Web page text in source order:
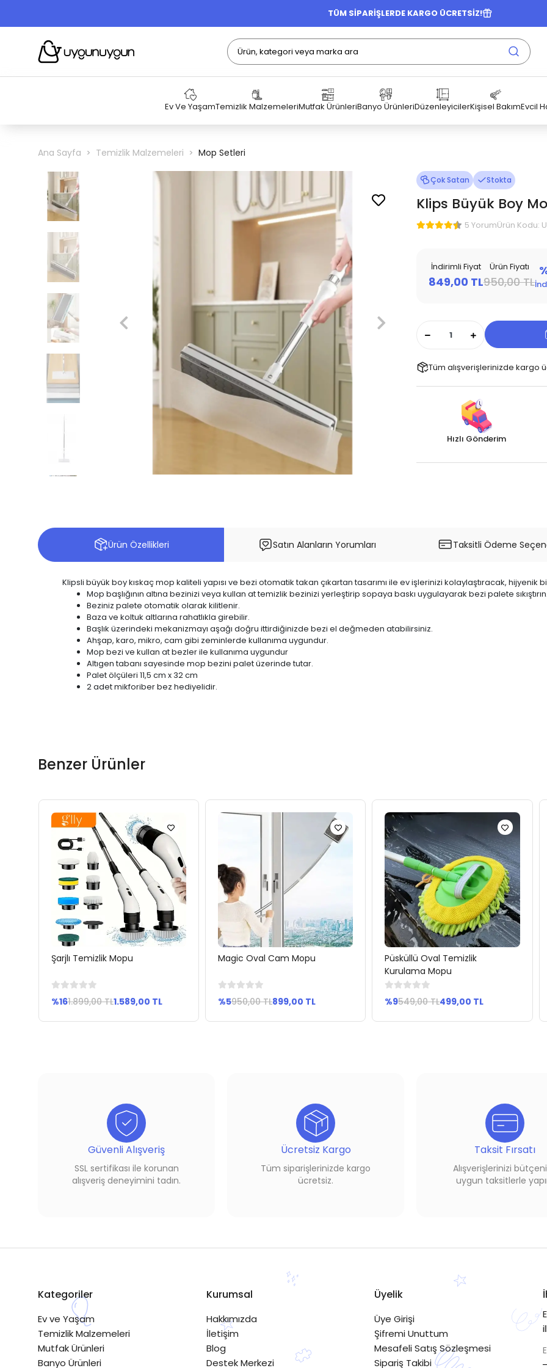
TÜM SİPARİŞLERDE KARGO ÜCRETSİZ!
Ev Ve YaşamTemizlik MalzemeleriMutfak ÜrünleriBanyo ÜrünleriDüzenleyicilerKişisel BakımEvcil
Ana Sayfa Temizlik Malzemeleri Mop Setleri
Çok Satan Stokta
Klips Büyük Boy
5 YorumÜrün Kodu:
İndirimli Fiyat
849,00 TL
Ürün Fiyatı
950,00 TL
Tüm alışverişlerinizde kargo
Hızlı Gönderim
Ürün Özellikleri Satın Alanların Yorumları Taksitli Ödeme
Klipsli büyük boy kıskaç mop kaliteli yapısı ve bezi otomatik takan çıkartan tasarımı ile ev işlerinizi kolaylaştıracak, hijyenik
Mop başlığının altına bezinizi veya kullan at temizlik bezinizi yerleştirip sopaya baskı uygulayarak bezi palete sıkıştırın.
Beziniz palete otomatik olarak kilitlenir.
Baza ve koltuk altlarına rahatlıkla girebilir.
Başlık üzerindeki mekanizmayı aşağı doğru ittirdiğinizde bezi el değmeden atabilirsiniz.
Ahşap, karo, mikro, cam gibi zeminlerde kullanıma uygundur.
Mop bezi ve kullan at bezler ile kullanıma uygundur
Altıgen tabanı sayesinde mop bezini palet üzerinde tutar.
Palet ölçüleri 11,5 cm x 32 cm
2 adet mikforiber bez hediyelidir.
Benzer Ürünler
Sepete Ekle
Şarjlı Temizlik Mopu
%161.899,00 TL1.589,00 TL
Sepete Ekle
Magic Oval Cam Mopu
%5950,00 TL899,00 TL
Sepete Ekle
Püsküllü Oval Temizlik
Kurulama Mopu
%9549,00 TL499,00 TL
Güvenli Alışveriş
SSL sertifikası ile korunan
alışveriş deneyimini tadın.
Ücretsiz Kargo
Tüm siparişlerinizde kargo
ücretsiz.
Taksit Fırsatı
Alışverişlerinizi
uygun taksitlerle
Kategoriler
Ev ve Yaşam
Temizlik Malzemeleri
Mutfak Ürünleri
Banyo Ürünleri
Kurumsal
Hakkımızda
İletişim
Blog
Destek Merkezi
Üyelik
Üye Girişi
Şifremi Unuttum
Mesafeli Satış Sözleşmesi
Sipariş Takibi